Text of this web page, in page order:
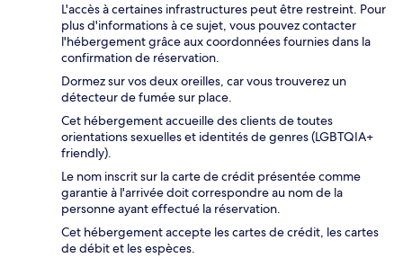
L'accès à certaines infrastructures peut être restreint. Pour
plus d'informations à ce sujet, vous pouvez contacter
l'hébergement grâce aux coordonnées fournies dans la
confirmation de réservation.
Dormez sur vos deux oreilles, car vous trouverez un
détecteur de fumée sur place.
Cet hébergement accueille des clients de toutes
orientations sexuelles et identités de genres (LGBTQIA+
friendly).
Le nom inscrit sur la carte de crédit présentée comme
garantie à l'arrivée doit correspondre au nom de la
personne ayant effectué la réservation.
Cet hébergement accepte les cartes de crédit, les cartes
de débit et les espèces.